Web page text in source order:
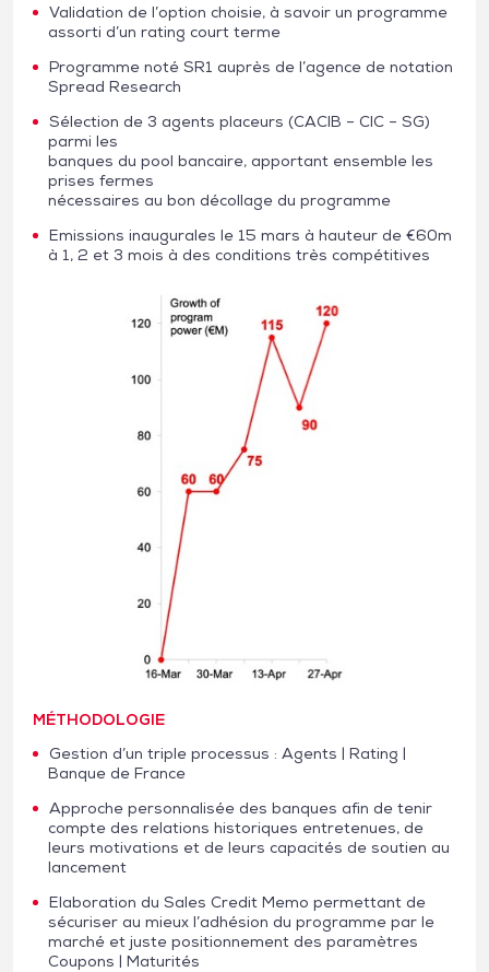
Validation de l’option choisie, à savoir un programme
assorti d’un rating court terme
Programme noté SR1 auprès de l’agence de notation
Spread Research
Sélection de 3 agents placeurs (CACIB – CIC – SG)
parmi les
banques du pool bancaire, apportant ensemble les
prises fermes
nécessaires au bon décollage du programme
Emissions inaugurales le 15 mars à hauteur de €60m
à 1, 2 et 3 mois à des conditions très compétitives
MÉTHODOLOGIE
Gestion d’un triple processus : Agents | Rating |
Banque de France
Approche personnalisée des banques afin de tenir
compte des relations historiques entretenues, de
leurs motivations et de leurs capacités de soutien au
lancement
Elaboration du Sales Credit Memo permettant de
sécuriser au mieux l’adhésion du programme par le
marché et juste positionnement des paramètres
Coupons | Maturités